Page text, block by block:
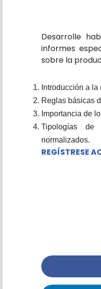
Desarrolle
informes
sobre la
Introducción a
Reglas básicas
Importancia de
Tipologías de
normalizados.
REGÍSTRESE